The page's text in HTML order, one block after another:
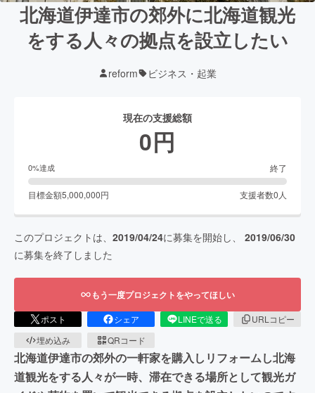
北海道伊達市の郊外に北海道観光
をする人々の拠点を設立したい
reform ビジネス・起業
現在の支援総額
0円
0%達成 終了
目標金額5,000,000円 支援者数0 人
このプロジェクトは、 2019/04/24に募集を開始し、 2019/06/30
に募集を終了しました
もう一度プロジェクトをやってほしい
ポスト シェア LINEで送る
URLコピー
埋め込み
QRコード
北海道伊達市の郊外の一軒家を購入しリフォームし北海
道観光をする人々が一時、滞在できる場所として観光ガ